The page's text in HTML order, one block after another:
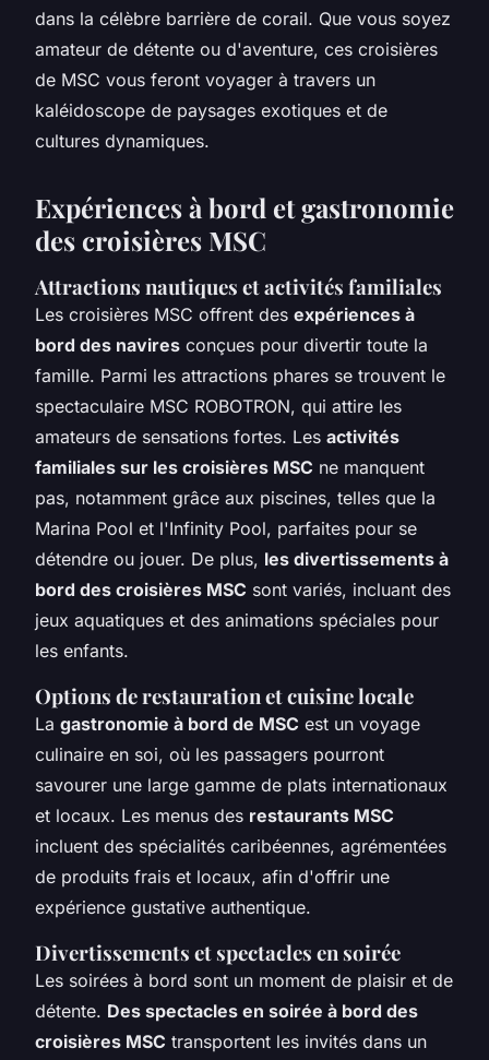
dans la célèbre barrière de corail. Que vous soyez
amateur de détente ou d'aventure, ces croisières
de MSC vous feront voyager à travers un
kaléidoscope de paysages exotiques et de
cultures dynamiques.
Expériences à bord et gastronomie
des croisières MSC
Attractions nautiques et activités familiales
Les croisières MSC offrent des expériences à
bord des navires conçues pour divertir toute la
famille. Parmi les attractions phares se trouvent le
spectaculaire MSC ROBOTRON, qui attire les
amateurs de sensations fortes. Les activités
familiales sur les croisières MSC ne manquent
pas, notamment grâce aux piscines, telles que la
Marina Pool et l'Infinity Pool, parfaites pour se
détendre ou jouer. De plus, les divertissements à
bord des croisières MSC sont variés, incluant des
jeux aquatiques et des animations spéciales pour
les enfants.
Options de restauration et cuisine locale
La gastronomie à bord de MSC est un voyage
culinaire en soi, où les passagers pourront
savourer une large gamme de plats internationaux
et locaux. Les menus des restaurants MSC
incluent des spécialités caribéennes, agrémentées
de produits frais et locaux, afin d'offrir une
expérience gustative authentique.
Divertissements et spectacles en soirée
Les soirées à bord sont un moment de plaisir et de
détente. Des spectacles en soirée à bord des
croisières MSC transportent les invités dans un